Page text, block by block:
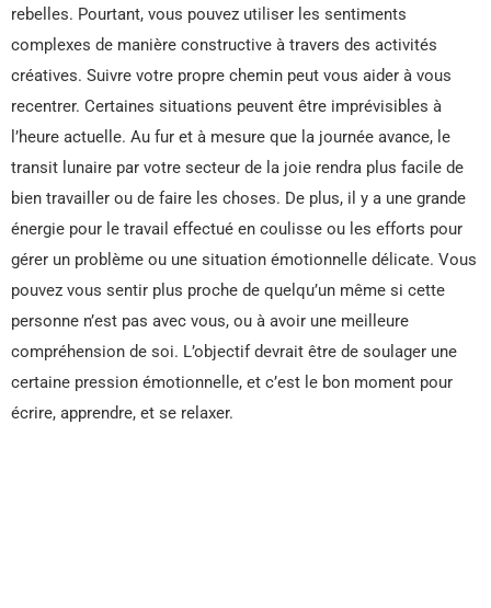
rebelles. Pourtant, vous pouvez utiliser les sentiments
complexes de manière constructive à travers des activités
créatives. Suivre votre propre chemin peut vous aider à vous
recentrer. Certaines situations peuvent être imprévisibles à
l’heure actuelle. Au fur et à mesure que la journée avance, le
transit lunaire par votre secteur de la joie rendra plus facile de
bien travailler ou de faire les choses. De plus, il y a une grande
énergie pour le travail effectué en coulisse ou les efforts pour
gérer un problème ou une situation émotionnelle délicate. Vous
pouvez vous sentir plus proche de quelqu’un même si cette
personne n’est pas avec vous, ou à avoir une meilleure
compréhension de soi. L’objectif devrait être de soulager une
certaine pression émotionnelle, et c’est le bon moment pour
écrire, apprendre, et se relaxer.